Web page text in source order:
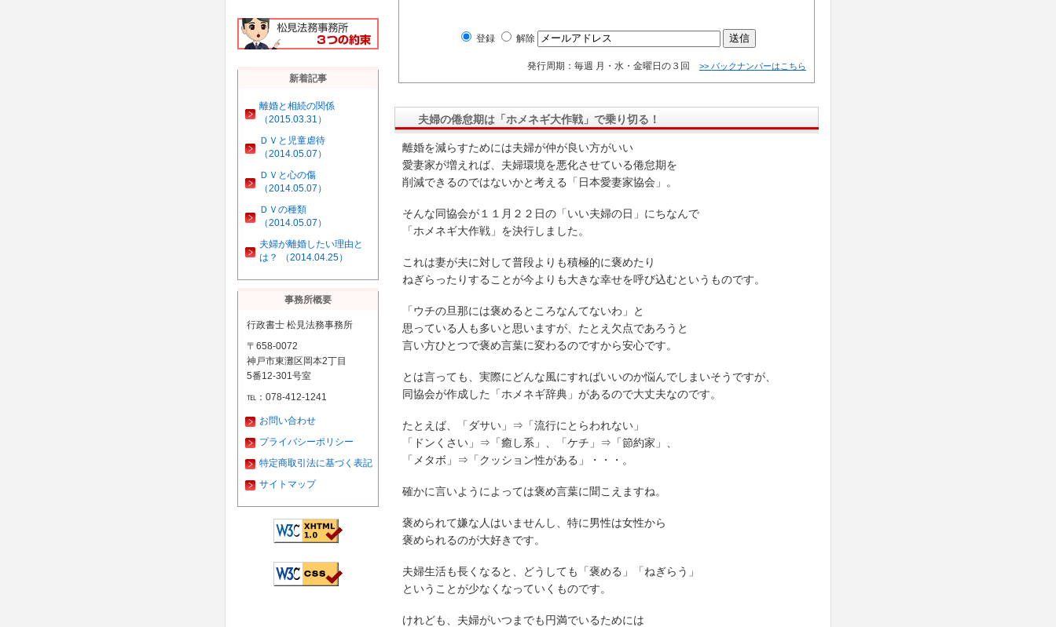
登録 解除
発行周期：毎週 月・水・金曜日の３回 >> バックナンバーはこちら
夫婦の倦怠期は「ホメネギ大作戦」で乗り切る！
離婚を減らすためには夫婦が仲が良い方がいい
愛妻家が増えれば、夫婦環境を悪化させている倦怠期を
削減できるのではないかと考える「日本愛妻家協会」。
そんな同協会が１１月２２日の「いい夫婦の日」にちなんで
「ホメネギ大作戦」を決行しました。
これは妻が夫に対して普段よりも積極的に褒めたり
ねぎらったりすることが今よりも大きな幸せを呼び込むというものです。
「ウチの旦那には褒めるところなんてないわ」と
思っている人も多いと思いますが、たとえ欠点であろうと
言い方ひとつで褒め言葉に変わるのですから安心です。
とは言っても、実際にどんな風にすればいいのか悩んでしまいそうですが、
同協会が作成した「ホメネギ辞典」があるので大丈夫なのです。
たとえば、「ダサい」⇒「流行にとらわれない」
「ドンくさい」⇒「癒し系」、「ケチ」⇒「節約家」、
「メタボ」⇒「クッション性がある」・・・。
確かに言いようによっては褒め言葉に聞こえますね。
褒められて嫌な人はいませんし、特に男性は女性から
褒められるのが大好きです。
夫婦生活も長くなると、どうしても「褒める」「ねぎらう」
ということが少なくなっていくものです。
けれども、夫婦がいつまでも円満でいるためには
新着記事
離婚と相続の関係
（2015.03.31）
ＤＶと児童虐待
（2014.05.07）
ＤＶと心の傷
（2014.05.07）
ＤＶの種類
（2014.05.07）
夫婦が離婚したい理由と
は？ （2014.04.25）
事務所概要
行政書士 松見法務事務所
〒658-0072
神戸市東灘区岡本2丁目
5番12-301号室
℡：078-412-1241
お問い合わせ
プライバシーポリシー
特定商取引法に基づく表記
サイトマップ